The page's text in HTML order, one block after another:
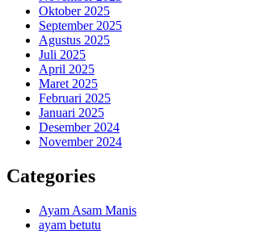
Oktober 2025
September 2025
Agustus 2025
Juli 2025
April 2025
Maret 2025
Februari 2025
Januari 2025
Desember 2024
November 2024
Categories
Ayam Asam Manis
ayam betutu